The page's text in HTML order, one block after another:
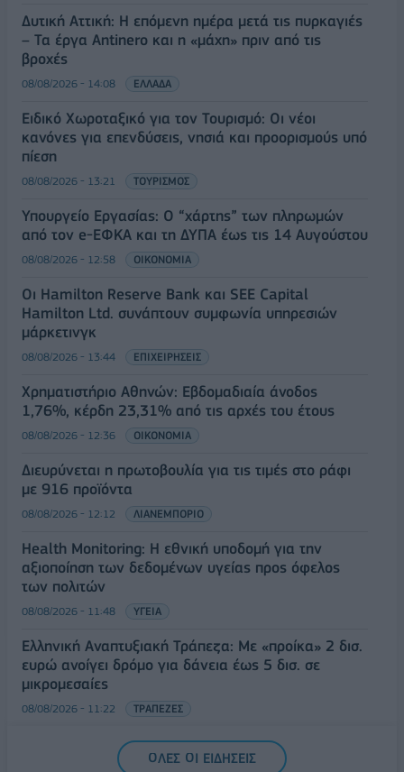
Δυτική Αττική: Η επόμενη ημέρα μετά τις πυρκαγιές
– Τα έργα Antinero και η «μάχη» πριν από τις
βροχές
08/08/2026 - 14:08 ΕΛΛΑΔΑ
Ειδικό Χωροταξικό για τον Τουρισμό: Οι νέοι
κανόνες για επενδύσεις, νησιά και προορισμούς υπό
πίεση
08/08/2026 - 13:21 ΤΟΥΡΙΣΜΟΣ
Υπουργείο Εργασίας: Ο “χάρτης” των πληρωμών
από τον e-ΕΦΚΑ και τη ΔΥΠΑ έως τις 14 Αυγούστου
08/08/2026 - 12:58 ΟΙΚΟΝΟΜΙΑ
Οι Hamilton Reserve Bank και SEE Capital
Hamilton Ltd. συνάπτουν συμφωνία υπηρεσιών
μάρκετινγκ
08/08/2026 - 13:44 ΕΠΙΧΕΙΡΗΣΕΙΣ
Χρηματιστήριο Αθηνών: Εβδομαδιαία άνοδος
1,76%, κέρδη 23,31% από τις αρχές του έτους
08/08/2026 - 12:36 ΟΙΚΟΝΟΜΙΑ
Διευρύνεται η πρωτοβουλία για τις τιμές στο ράφι
με 916 προϊόντα
08/08/2026 - 12:12 ΛΙΑΝΕΜΠΟΡΙΟ
Health Monitoring: Η εθνική υποδομή για την
αξιοποίηση των δεδομένων υγείας προς όφελος
των πολιτών
08/08/2026 - 11:48 ΥΓΕΙΑ
Ελληνική Αναπτυξιακή Τράπεζα: Με «προίκα» 2 δισ.
ευρώ ανοίγει δρόμο για δάνεια έως 5 δισ. σε
μικρομεσαίες
08/08/2026 - 11:22 ΤΡΑΠΕΖΕΣ
5G παντού, 6G στον ορίζοντα: Πού βρίσκεται η
Ελλάδα στη μεγάλη τεχνολογική μετάβαση
ΟΛΕΣ ΟΙ ΕΙΔΗΣΕΙΣ